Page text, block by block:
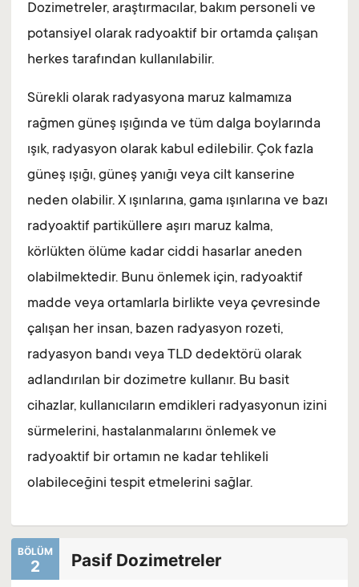
Dozimetreler, araştırmacılar, bakım personeli ve
potansiyel olarak radyoaktif bir ortamda çalışan
herkes tarafından kullanılabilir.
Sürekli olarak radyasyona maruz kalmamıza
rağmen güneş ışığında ve tüm dalga boylarında
ışık, radyasyon olarak kabul edilebilir. Çok fazla
güneş ışığı, güneş yanığı veya cilt kanserine
neden olabilir. X ışınlarına, gama ışınlarına ve bazı
radyoaktif partiküllere aşırı maruz kalma,
körlükten ölüme kadar ciddi hasarlar aneden
olabilmektedir. Bunu önlemek için, radyoaktif
madde veya ortamlarla birlikte veya çevresinde
çalışan her insan, bazen radyasyon rozeti,
radyasyon bandı veya TLD dedektörü olarak
adlandırılan bir dozimetre kullanır. Bu basit
cihazlar, kullanıcıların emdikleri radyasyonun izini
sürmelerini, hastalanmalarını önlemek ve
radyoaktif bir ortamın ne kadar tehlikeli
olabileceğini tespit etmelerini sağlar.
BÖLÜM
2 Pasif Dozimetreler